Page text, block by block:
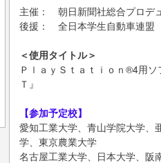
主催： 朝日新聞社総合プロデ
後援： 全日本学生自動車連盟
＜使用タイトル＞
ＰｌａｙＳｔａｔｉｏｎ®4用
Ｔ』
【参加予定校】
愛知工業大学、青山学院大学、
学、東京農業大学
名古屋工業大学、日本大学、阪